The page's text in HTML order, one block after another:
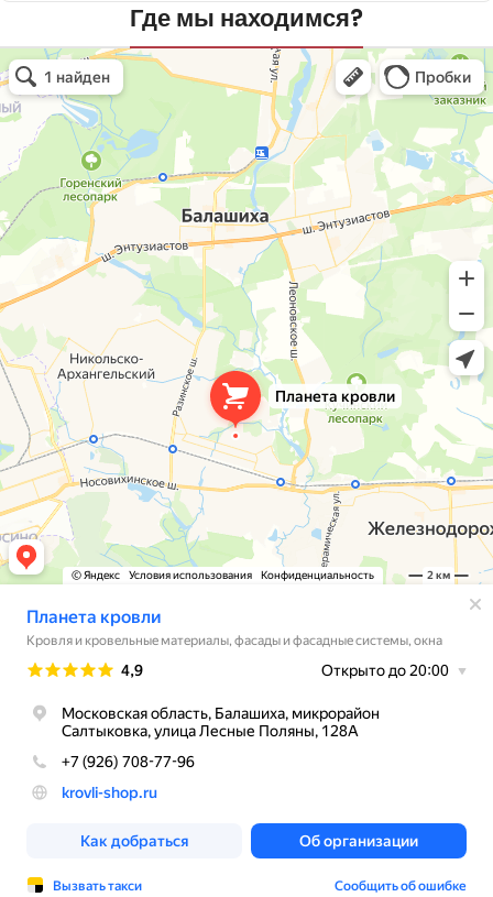
Где мы находимся?
Планета кровли
Кровля и кровельные материалы в Балашихе
Окна в Балашихе